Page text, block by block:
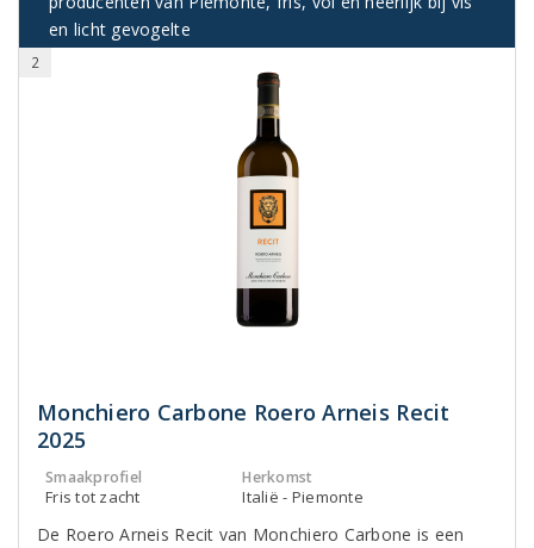
en licht gevogelte
2
Monchiero Carbone Roero Arneis Recit
2025
Smaakprofiel
Fris tot zacht
Herkomst
Italië - Piemonte
De Roero Arneis Recit van Monchiero Carbone is een